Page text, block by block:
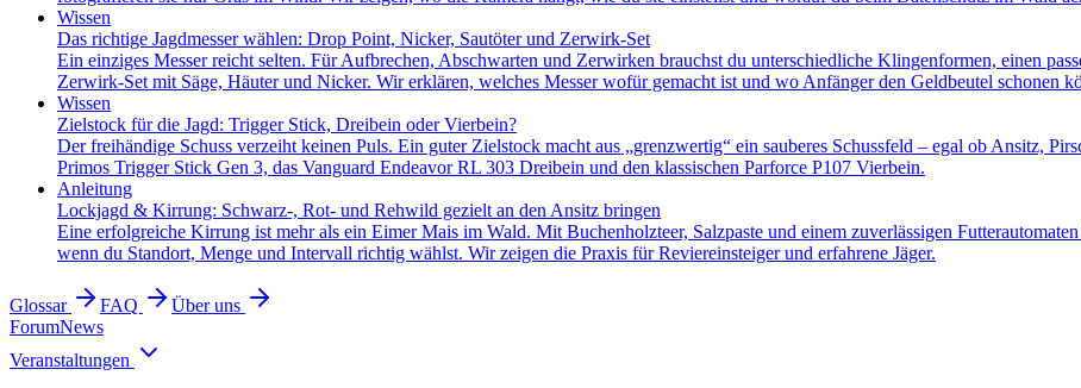
Wissen
Das richtige Jagdmesser wählen: Drop Point, Nicker, Sautöter und Zerwirk-Set
Ein einziges Messer reicht selten. Für Aufbrechen, Abschwarten und Zerwirken brauchst du unterschiedliche Klingenformen, einen
Zerwirk-Set mit Säge, Häuter und Nicker. Wir erklären, welches Messer wofür gemacht ist und wo Anfänger den Geldbeutel schonen
Wissen
Zielstock für die Jagd: Trigger Stick, Dreibein oder Vierbein?
Der freihändige Schuss verzeiht keinen Puls. Ein guter Zielstock macht aus „grenzwertig“ ein sauberes Schussfeld – egal ob Ansitz,
Primos Trigger Stick Gen 3, das Vanguard Endeavor RL 303 Dreibein und den klassischen Parforce P107 Vierbein.
Anleitung
Lockjagd & Kirrung: Schwarz-, Rot- und Rehwild gezielt an den Ansitz bringen
Eine erfolgreiche Kirrung ist mehr als ein Eimer Mais im Wald. Mit Buchenholzteer, Salzpaste und einem zuverlässigen
wenn du Standort, Menge und Intervall richtig wählst. Wir zeigen die Praxis für Reviereinsteiger und erfahrene Jäger.
Glossar FAQ
Über uns
ForumNews
Veranstaltungen